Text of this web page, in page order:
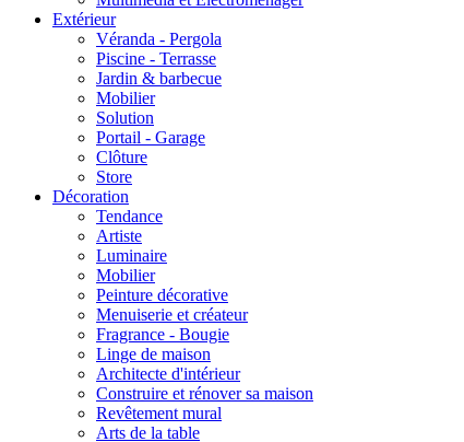
Extérieur
Véranda - Pergola
Piscine - Terrasse
Jardin & barbecue
Mobilier
Solution
Portail - Garage
Clôture
Store
Décoration
Tendance
Artiste
Luminaire
Mobilier
Peinture décorative
Menuiserie et créateur
Fragrance - Bougie
Linge de maison
Architecte d'intérieur
Construire et rénover sa maison
Revêtement mural
Arts de la table